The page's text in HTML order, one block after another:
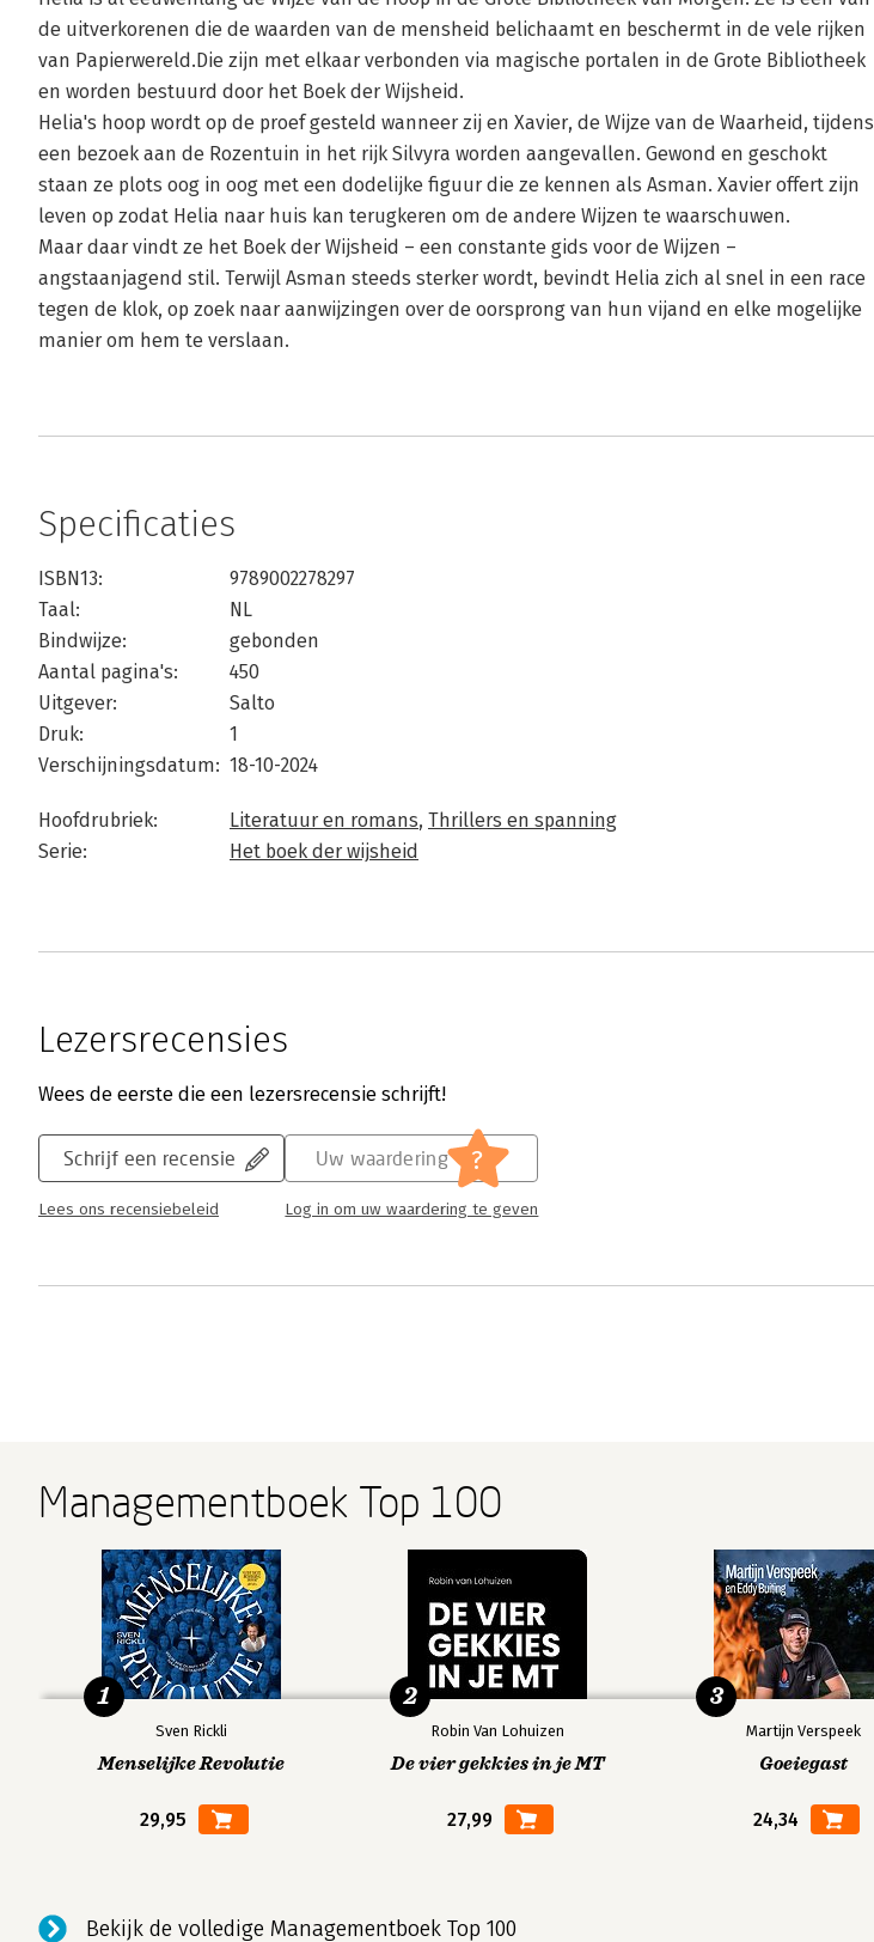
de uitverkorenen die de waarden van de mensheid belichaamt en beschermt in de vele rijken
van Papierwereld.Die zijn met elkaar verbonden via magische portalen in de Grote Bibliotheek
en worden bestuurd door het Boek der Wijsheid.
Helia's hoop wordt op de proef gesteld wanneer zij en Xavier, de Wijze van de Waarheid, tijdens
een bezoek aan de Rozentuin in het rijk Silvyra worden aangevallen. Gewond en geschokt
staan ze plots oog in oog met een dodelijke figuur die ze kennen als Asman. Xavier offert zijn
leven op zodat Helia naar huis kan terugkeren om de andere Wijzen te waarschuwen.
Maar daar vindt ze het Boek der Wijsheid – een constante gids voor de Wijzen –
angstaanjagend stil. Terwijl Asman steeds sterker wordt, bevindt Helia zich al snel in een race
tegen de klok, op zoek naar aanwijzingen over de oorsprong van hun vijand en elke mogelijke
manier om hem te verslaan.
Specificaties
ISBN13:
9789002278297
Taal:
NL
Bindwijze:
gebonden
Aantal pagina's:
450
Uitgever:
Salto
Druk:
1
Verschijningsdatum: 18-10-2024
Hoofdrubriek: Literatuur en romans, Thrillers en spanning
Serie:
Het boek der wijsheid
Lezersrecensies
Wees de eerste die een lezersrecensie schrijft!
Schrijf een recensie
Lees ons recensiebeleid
Uw waardering ?
Log in om uw waardering te geven
Managementboek Top 100
Sven Rickli
Menselijke Revolutie
29,95
1
Robin Van Lohuizen
De vier gekkies in je MT
27,99
2
Martijn Verspeek
Goeiegast
24,34
3
Bekijk de volledige Managementboek Top 100